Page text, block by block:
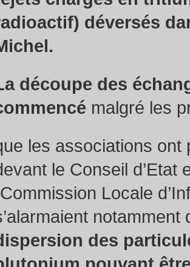
déversés
découpe des
malgré les
les associations ont
le Conseil d’Etat
Locale
notamment
des